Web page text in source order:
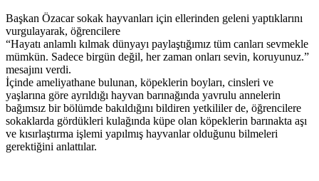
Başkan Özacar sokak hayvanları için ellerinden geleni yaptıklarını
vurgulayarak, öğrencilere
“Hayatı anlamlı kılmak dünyayı paylaştığımız tüm canları sevmekle
mümkün. Sadece birgün değil, her zaman onları sevin, koruyunuz.”
mesajını verdi.
İçinde ameliyathane bulunan, köpeklerin boyları, cinsleri ve
yaşlarına göre ayrıldığı hayvan barınağında yavrulu annelerin
bağımsız bir bölümde bakıldığını bildiren yetkililer de, öğrencilere
sokaklarda gördükleri kulağında küpe olan köpeklerin barınakta aşı
ve kısırlaştırma işlemi yapılmış hayvanlar olduğunu bilmeleri
gerektiğini anlattılar.